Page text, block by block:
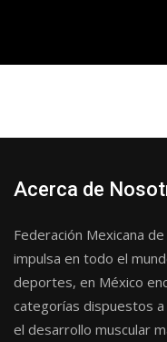
Acerca de
Federación Mexicana
impulsa en todo el
deportes, en México
categorías dispuestos
el desarrollo muscular